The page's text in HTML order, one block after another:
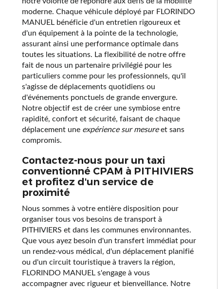
moderne. Chaque véhicule déployé par FLORINDO
MANUEL bénéficie d'un entretien rigoureux et
d'un équipement à la pointe de la technologie,
assurant ainsi une performance optimale dans
toutes les situations. La flexibilité de notre offre
fait de nous un partenaire privilégié pour les
particuliers comme pour les professionnels, qu'il
s'agisse de déplacements quotidiens ou
d'événements ponctuels de grande envergure.
Notre objectif est de créer une symbiose entre
rapidité, confort et sécurité, faisant de chaque
déplacement une expérience sur mesureet sans
compromis.
Contactez-nous pour un taxi
conventionné CPAM à PITHIVIERS
et profitez d'un service de
proximité
Nous sommes à votre entière disposition pour
organiser tous vos besoins de transport à
PITHIVIERS et dans les communes environnantes.
Que vous ayez besoin d'un transfert immédiat pour
un rendez-vous médical, d'un déplacement planifié
ou d'un circuit touristique à travers la région,
FLORINDO MANUEL s'engage à vous
accompagner avec rigueur et bienveillance. Notre